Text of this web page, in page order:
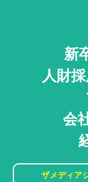
新
人財採
会
ザメディア